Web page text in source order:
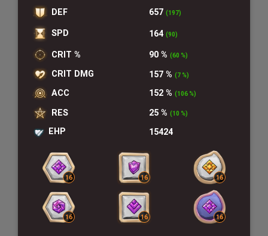
DEF 657 (197)
SPD 164 (90)
CRIT % 90 % (60 %)
CRIT DMG 157 % (7 %)
ACC 152 % (106 %)
RES 25 % (10 %)
EHP 15424